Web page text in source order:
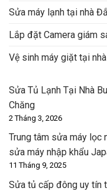
Sửa máy lạnh tại nhà
Lắp đặt Camera giám
Vệ sinh máy giặt tại
Sửa Tủ Lạnh Tại Nhà
Chăng
2 Tháng 3, 2026
Trung tâm sửa máy lọc
sửa máy nhập khẩu
11 Tháng 9, 2025
Sửa tủ cấp đông uy tín